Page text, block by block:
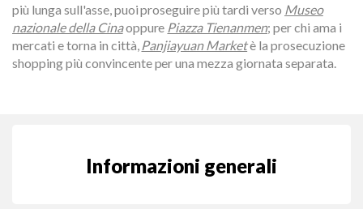
più lunga sull'asse, puoi proseguire più tardi verso Museo
nazionale della Cinaoppure Piazza Tienanmen; per chi ama i
mercati e torna in città, Panjiayuan Marketè la prosecuzione
shopping più convincente per una mezza giornata separata.
Informazioni generali